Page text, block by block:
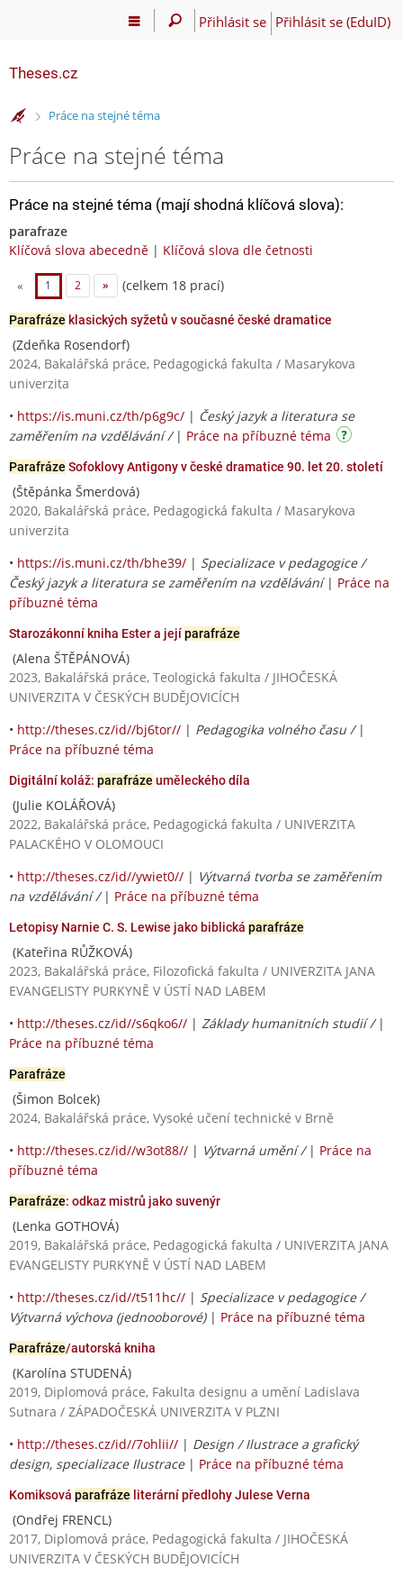
Přihlásit se Přihlásit se (EduID)
Theses.cz
>Práce na stejné téma
Práce na stejné téma
Práce na stejné téma (mají shodná klíčová slova):
parafraze
Klíčová slova abecedně | Klíčová slova dle četnosti
« 1 2 » (celkem 18 prací)
Parafráze klasických syžetů v současné české dramatice
(Zdeňka Rosendorf)
2024, Bakalářská práce, Pedagogická fakulta / Masarykova
univerzita
• https://is.muni.cz/th/p6g9c/ | Český jazyk a literatura se
zaměřením na vzdělávání / | Práce na příbuzné téma
Parafráze Sofoklovy Antigony v české dramatice 90. let 20. století
(Štěpánka Šmerdová)
2020, Bakalářská práce, Pedagogická fakulta / Masarykova
univerzita
• https://is.muni.cz/th/bhe39/ | Specializace v pedagogice /
Český jazyk a literatura se zaměřením na vzdělávání| Práce na
příbuzné téma
Starozákonní kniha Ester a jejíparafráze
(Alena ŠTĚPÁNOVÁ)
2023, Bakalářská práce, Teologická fakulta / JIHOČESKÁ
UNIVERZITA V ČESKÝCH BUDĚJOVICÍCH
• http://theses.cz/id//bj6tor// | Pedagogika volného času / |
Práce na příbuzné téma
Digitální koláž: parafráze uměleckého díla
(Julie KOLÁŘOVÁ)
2022, Bakalářská práce, Pedagogická fakulta / UNIVERZITA
PALACKÉHO V OLOMOUCI
• http://theses.cz/id//ywiet0// | Výtvarná tvorba se zaměřením
na vzdělávání / | Práce na příbuzné téma
Letopisy Narnie C. S. Lewise jako biblická parafráze
(Kateřina RŮŽKOVÁ)
2023, Bakalářská práce, Filozofická fakulta / UNIVERZITA JANA
EVANGELISTY PURKYNĚ V ÚSTÍ NAD LABEM
• http://theses.cz/id//s6qko6// | Základy humanitních studií / |
Práce na příbuzné téma
Parafráze
(Šimon Bolcek)
2024, Bakalářská práce, Vysoké učení technické v Brně
• http://theses.cz/id//w3ot88// | Výtvarná umění / | Práce na
příbuzné téma
Parafráze: odkaz mistrů jako suvenýr
(Lenka GOTHOVÁ)
2019, Bakalářská práce, Pedagogická fakulta / UNIVERZITA JANA
EVANGELISTY PURKYNĚ V ÚSTÍ NAD LABEM
• http://theses.cz/id//t511hc// | Specializace v pedagogice /
Výtvarná výchova (jednooborové)| Práce na příbuzné téma
Parafráze/autorská kniha
(Karolína STUDENÁ)
2019, Diplomová práce, Fakulta designu a umění Ladislava
Sutnara / ZÁPADOČESKÁ UNIVERZITA V PLZNI
• http://theses.cz/id//7ohlii// | Design / Ilustrace a grafický
design, specializace Ilustrace| Práce na příbuzné téma
Komiksová parafráze literární předlohy Julese Verna
(Ondřej FRENCL)
2017, Diplomová práce, Pedagogická fakulta / JIHOČESKÁ
UNIVERZITA V ČESKÝCH BUDĚJOVICÍCH